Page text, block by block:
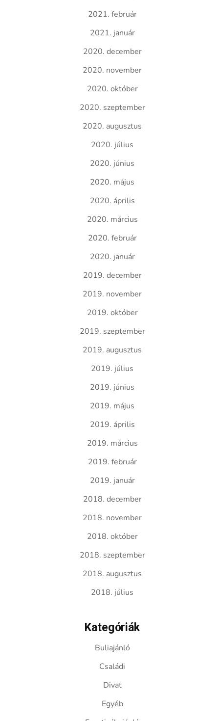
2021. február
2021. január
2020. december
2020. november
2020. október
2020. szeptember
2020. augusztus
2020. július
2020. június
2020. május
2020. április
2020. március
2020. február
2020. január
2019. december
2019. november
2019. október
2019. szeptember
2019. augusztus
2019. július
2019. június
2019. május
2019. április
2019. március
2019. február
2019. január
2018. december
2018. november
2018. október
2018. szeptember
2018. augusztus
2018. július
Kategóriák
Buliajánló
Családi
Divat
Egyéb